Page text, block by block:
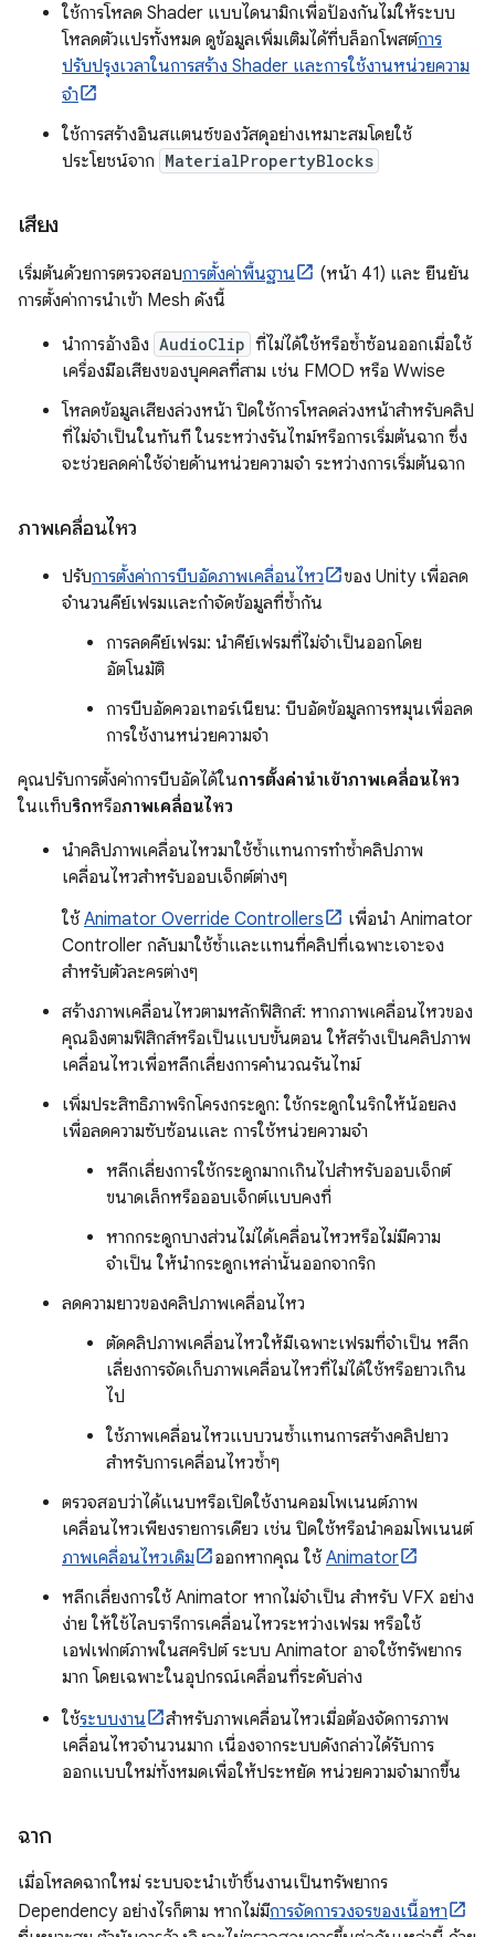
ใช้การโหลด Shader แบบไดนามิกเพื่อป้องกันไม่ให้ระบบ
โหลดตัวแปรทั้งหมด ดูข้อมูลเพิ่มเติมได้ที่บล็อกโพสต์การ
ปรับปรุงเวลาในการสร้าง Shader และการใช้งานหน่วยความ
จำ
ใช้การสร้างอินสแตนซ์ของวัสดุอย่างเหมาะสมโดยใช้
ประโยชน์จาก MaterialPropertyBlocks
เสียง
เริ่มต้นด้วยการตรวจสอบการตั้งค่าพื้นฐาน
(หน้า 41) และ ยืนยัน
การตั้งค่าการนำเข้า Mesh ดังนี้
นำการอ้างอิง AudioClip ที่ไม่ได้ใช้หรือซ้ำซ้อนออกเมื่อใช้
เครื่องมือเสียงของบุคคลที่สาม เช่น FMOD หรือ Wwise
โหลดข้อมูลเสียงล่วงหน้า ปิดใช้การโหลดล่วงหน้าสำหรับคลิป
ที่ไม่จำเป็นในทันที ในระหว่างรันไทม์หรือการเริ่มต้นฉาก ซึ่ง
จะช่วยลดค่าใช้จ่ายด้านหน่วยความจำ ระหว่างการเริ่มต้นฉาก
ภาพเคลื่อนไหว
ปรับการตั้งค่าการบีบอัดภาพเคลื่อนไหว
ของ Unity เพื่อลด
จำนวนคีย์เฟรมและกำจัดข้อมูลที่ซ้ำกัน
การลดคีย์เฟรม: นำคีย์เฟรมที่ไม่จำเป็นออกโดย
อัตโนมัติ
การบีบอัดควอเทอร์เนียน: บีบอัดข้อมูลการหมุนเพื่อลด
การใช้งานหน่วยความจำ
คุณปรับการตั้งค่าการบีบอัดได้ในการตั้งค่านำเข้าภาพเคลื่อนไหว
ในแท็บริกหรือภาพเคลื่อนไหว
นำคลิปภาพเคลื่อนไหวมาใช้ซ้ำแทนการทำซ้ำคลิปภาพ
เคลื่อนไหวสำหรับออบเจ็กต์ต่างๆ
ใช้Animator Override Controllers
เพื่อนำ Animator
Controller กลับมาใช้ซ้ำและแทนที่คลิปที่เฉพาะเจาะจง
สำหรับตัวละครต่างๆ
สร้างภาพเคลื่อนไหวตามหลักฟิสิกส์: หากภาพเคลื่อนไหวของ
คุณอิงตามฟิสิกส์หรือเป็นแบบขั้นตอน ให้สร้างเป็นคลิปภาพ
เคลื่อนไหวเพื่อหลีกเลี่ยงการคำนวณรันไทม์
เพิ่มประสิทธิภาพริกโครงกระดูก: ใช้กระดูกในริกให้น้อยลง
เพื่อลดความซับซ้อนและ การใช้หน่วยความจำ
หลีกเลี่ยงการใช้กระดูกมากเกินไปสำหรับออบเจ็กต์
ขนาดเล็กหรือออบเจ็กต์แบบคงที่
หากกระดูกบางส่วนไม่ได้เคลื่อนไหวหรือไม่มีความ
จำเป็น ให้นำกระดูกเหล่านั้นออกจากริก
ลดความยาวของคลิปภาพเคลื่อนไหว
ตัดคลิปภาพเคลื่อนไหวให้มีเฉพาะเฟรมที่จำเป็น หลีก
เลี่ยงการจัดเก็บภาพเคลื่อนไหวที่ไม่ได้ใช้หรือยาวเกิน
ไป
ใช้ภาพเคลื่อนไหวแบบวนซ้ำแทนการสร้างคลิปยาว
สำหรับการเคลื่อนไหวซ้ำๆ
ตรวจสอบว่าได้แนบหรือเปิดใช้งานคอมโพเนนต์ภาพ
เคลื่อนไหวเพียงรายการเดียว เช่น ปิดใช้หรือนำคอมโพเนนต์
ภาพเคลื่อนไหวเดิม
ออกหากคุณ ใช้Animator
หลีกเลี่ยงการใช้ Animator หากไม่จำเป็น สำหรับ VFX อย่าง
ง่าย ให้ใช้ไลบรารีการเคลื่อนไหวระหว่างเฟรม หรือใช้
เอฟเฟกต์ภาพในสคริปต์ ระบบ Animator อาจใช้ทรัพยากร
มาก โดยเฉพาะในอุปกรณ์เคลื่อนที่ระดับล่าง
ใช้ระบบงาน
สำหรับภาพเคลื่อนไหวเมื่อต้องจัดการภาพ
เคลื่อนไหวจำนวนมาก เนื่องจากระบบดังกล่าวได้รับการ
ออกแบบใหม่ทั้งหมดเพื่อให้ประหยัด หน่วยความจำมากขึ้น
ฉาก
เมื่อโหลดฉากใหม่ ระบบจะนำเข้าชิ้นงานเป็นทรัพยากร
Dependency อย่างไรก็ตาม หากไม่มีการจัดการวงจรของเนื้อหา